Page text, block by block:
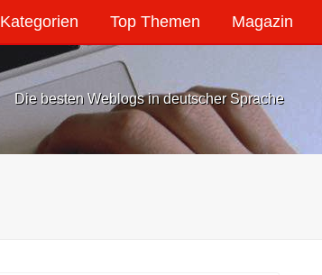
Kategorien Top Themen Magazin
Die besten Weblogs in deutscher Sprache